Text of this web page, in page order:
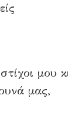
μου
μας,